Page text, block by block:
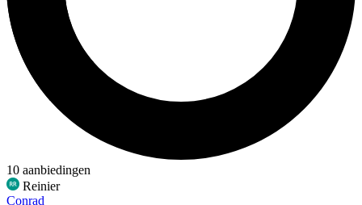
10 aanbiedingen
Reinier
Conrad